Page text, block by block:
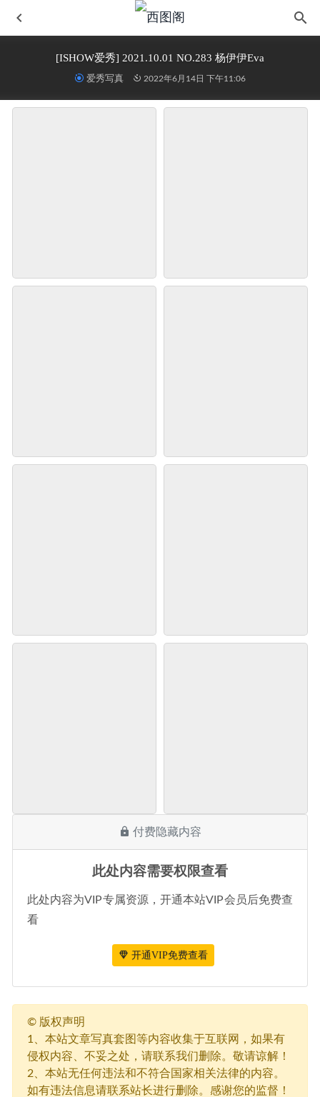
[ISHOW爱秀] 2021.10.01 NO.283 杨伊伊Eva
爱秀写真 2022年6月14日 下午11:06
付费隐藏内容
此处内容需要权限查看
此处内容为VIP专属资源，开通本站VIP会员后免费查
看
开通VIP免费查看
© 版权声明
1、本站文章写真套图等内容收集于互联网，如果有
侵权内容、不妥之处，请联系我们删除。敬请谅解！
2、本站无任何违法和不符合国家相关法律的内容。
如有违法信息请联系站长进行删除。感谢您的监督！